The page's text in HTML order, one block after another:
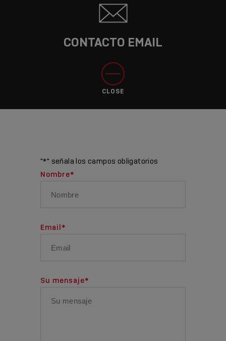
CONTACTO EMAIL
CLOSE
"*" señala los campos obligatorios
Nombre*
Email*
Su mensaje*